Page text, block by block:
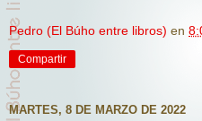
Pedro (El Búho entre libros) en
Compartir
MARTES, 8 DE MARZO DE 2022